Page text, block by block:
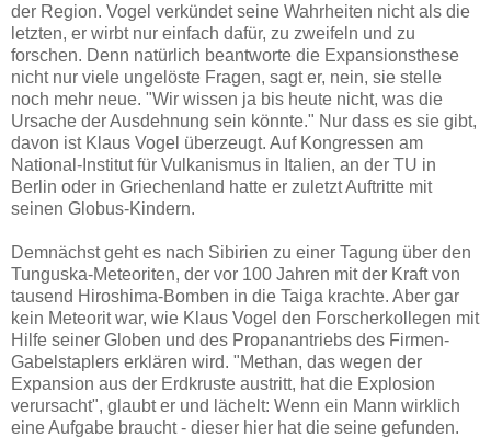
der Region. Vogel verkündet seine Wahrheiten nicht als die
letzten, er wirbt nur einfach dafür, zu zweifeln und zu
forschen. Denn natürlich beantworte die Expansionsthese
nicht nur viele ungelöste Fragen, sagt er, nein, sie stelle
noch mehr neue. "Wir wissen ja bis heute nicht, was die
Ursache der Ausdehnung sein könnte." Nur dass es sie gibt,
davon ist Klaus Vogel überzeugt. Auf Kongressen am
National-Institut für Vulkanismus in Italien, an der TU in
Berlin oder in Griechenland hatte er zuletzt Auftritte mit
seinen Globus-Kindern.
Demnächst geht es nach Sibirien zu einer Tagung über den
Tunguska-Meteoriten, der vor 100 Jahren mit der Kraft von
tausend Hiroshima-Bomben in die Taiga krachte. Aber gar
kein Meteorit war, wie Klaus Vogel den Forscherkollegen mit
Hilfe seiner Globen und des Propanantriebs des Firmen-
Gabelstaplers erklären wird. "Methan, das wegen der
Expansion aus der Erdkruste austritt, hat die Explosion
verursacht", glaubt er und lächelt: Wenn ein Mann wirklich
eine Aufgabe braucht - dieser hier hat die seine gefunden.